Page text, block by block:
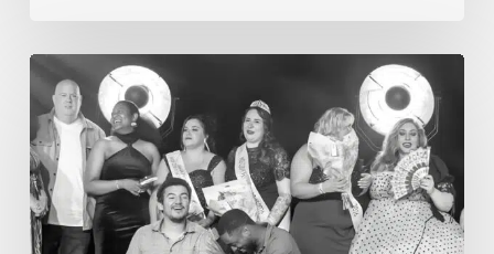
Miss
Curvy
Pays
de
la
Loire